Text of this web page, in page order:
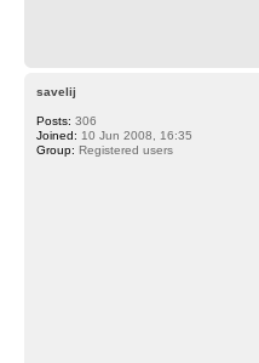
savelij
Posts: 306
Joined: 10 Jun 2008, 16:35
Group: Registered users